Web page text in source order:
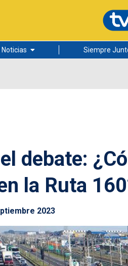
Noticias Siempre
debate:
la Ruta
2023